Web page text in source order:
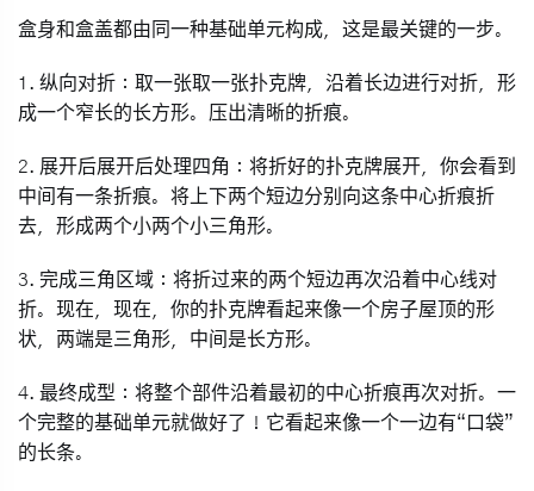
盒身和盒盖都由同一种基础单元构成，这是最关键的一步。
1. 纵向对折 ：取一张取一张扑克牌，沿着长边进行对折，形
成一个窄长的长方形。压出清晰的折痕。
2. 展开后展开后处理四角 ：将折好的扑克牌展开，你会看到
中间有一条折痕。将上下两个短边分别向这条中心折痕折
去，形成两个小两个小三角形。
3. 完成三角区域 ：将折过来的两个短边再次沿着中心线对
折。现在，现在，你的扑克牌看起来像一个房子屋顶的形
状，两端是三角形，中间是长方形。
4. 最终成型 ：将整个部件沿着最初的中心折痕再次对折。一
个完整的基础单元就做好了！它看起来像一个一边有“口袋”
的长条。